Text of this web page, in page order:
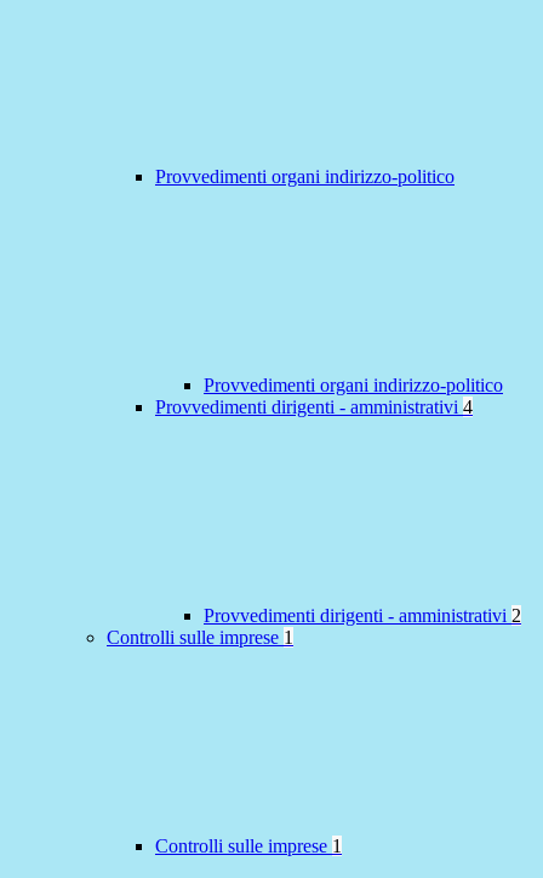
Provvedimenti organi indirizzo-politico
Provvedimenti organi indirizzo-politico
Provvedimenti dirigenti - amministrativi 4
Provvedimenti dirigenti - amministrativi 2
Controlli sulle imprese 1
Controlli sulle imprese 1